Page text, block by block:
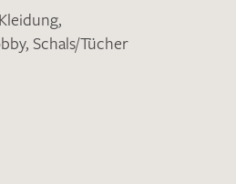
Kleidung,
, Schals/Tücher